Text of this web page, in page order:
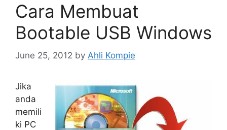
Cara Membuat
Bootable USB Windows
June 25, 2012 by Ahli Kompie
Jika
anda
memili
ki PC